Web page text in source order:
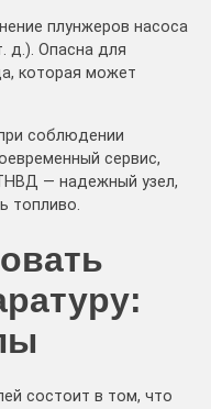
плунжеров насоса
д.). Опасна для
которая может
соблюдении
сервис,
— надежный узел,
топливо.
состоит в том, что